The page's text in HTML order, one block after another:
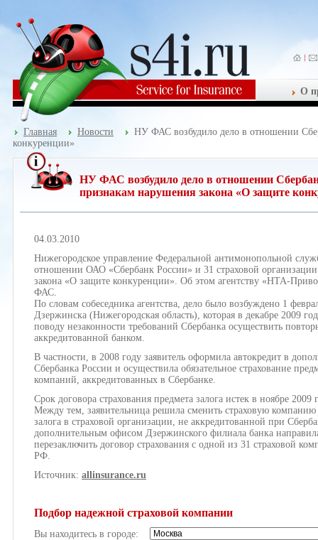
О
Главная Новости
НУ ФАС возбудило дело в отношении
конкуренции»
НУ ФАС возбудило дело в отношении
признакам нарушения закона «О защите
04.03.2010
Нижегородское управление Федеральной антимонопольной
отношении ОАО «Сбербанк России» и 31 страховой
закона «О защите конкуренции». Об этом агентству «НТА-
ФАС.
По словам собеседника агентства, дело было возбуждено 1
Дзержинска (Нижегородская область), которая в декабре 2009
поводу незаконности требований Сбербанка осуществить
аккредитованной банком.
В частности, в 2008 году заявитель оформила автокредит в
Сбербанка России и осуществила обязательное страхование
компаний, аккредитованных в Сбербанке.
Срок договора страхования предмета залога истек в ноябре
Между тем, заявительница решила сменить страховую
залога в страховой организации, не аккредитованной при
дополнительным офисом Дзержинского филиала банка
перезаключить договор страхования с одной из 31 страховой
РФ.
Источник: allinsurance.ru
Подбор надежной страховой компании
Вы находитесь в городе: